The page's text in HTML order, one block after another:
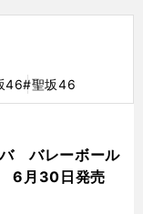
46#聖坂46
バレーボール
6月30日発売